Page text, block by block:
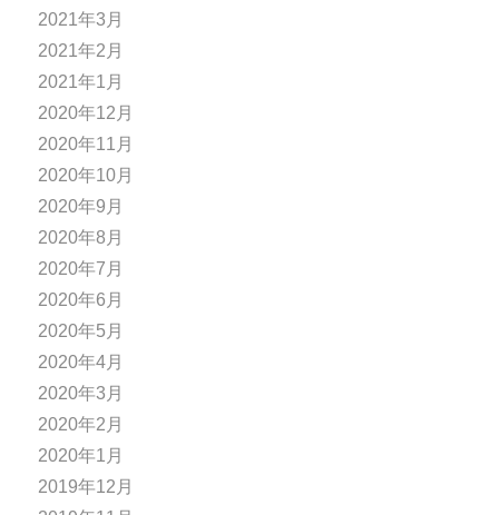
2021年3月
2021年2月
2021年1月
2020年12月
2020年11月
2020年10月
2020年9月
2020年8月
2020年7月
2020年6月
2020年5月
2020年4月
2020年3月
2020年2月
2020年1月
2019年12月